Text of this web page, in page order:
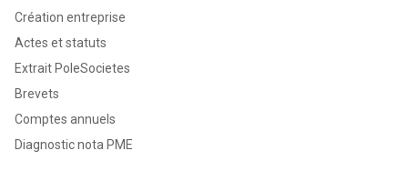
Création entreprise
Actes et statuts
Extrait PoleSocietes
Brevets
Comptes annuels
Diagnostic nota PME